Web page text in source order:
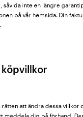
såvida inte en längre
på vår hemsida. Din
köpvillkor
att ändra dessa villkor
meddela dig på förhand.